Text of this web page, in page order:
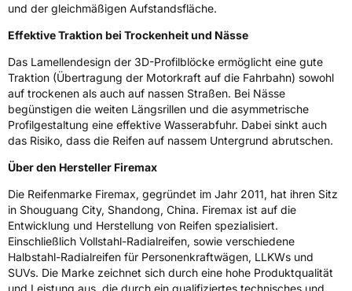
ModellnameFM 601
FahrzeugartPKW & SUV
Weitere Eigenschaften
SchlauchtypTL
VerstärktXL
EU Label
Effizienz C
und der gleichmäßigen Aufstandsfläche.
Effektive Traktion bei Trockenheit und Nässe
Das Lamellendesign der 3D-Profilblöcke ermöglicht eine gute
Traktion (Übertragung der Motorkraft auf die Fahrbahn) sowohl
auf trockenen als auch auf nassen Straßen. Bei Nässe
begünstigen die weiten Längsrillen und die asymmetrische
Profilgestaltung eine effektive Wasserabfuhr. Dabei sinkt auch
das Risiko, dass die Reifen auf nassem Untergrund abrutschen.
Über den Hersteller Firemax
Die Reifenmarke Firemax, gegründet im Jahr 2011, hat ihren Sitz
in Shouguang City, Shandong, China. Firemax ist auf die
Entwicklung und Herstellung von Reifen spezialisiert.
Einschließlich Vollstahl-Radialreifen, sowie verschiedene
Halbstahl-Radialreifen für Personenkraftwägen, LLKWs und
SUVs. Die Marke zeichnet sich durch eine hohe Produktqualität